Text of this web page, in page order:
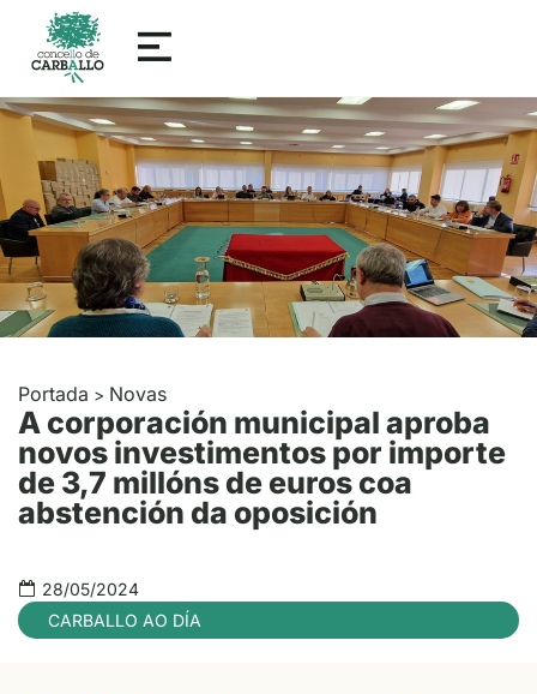
Portada > Novas
A corporación municipal aproba
novos investimentos por importe
de 3,7 millóns de euros coa
abstención da oposición
28/05/2024
CARBALLO AO DÍA